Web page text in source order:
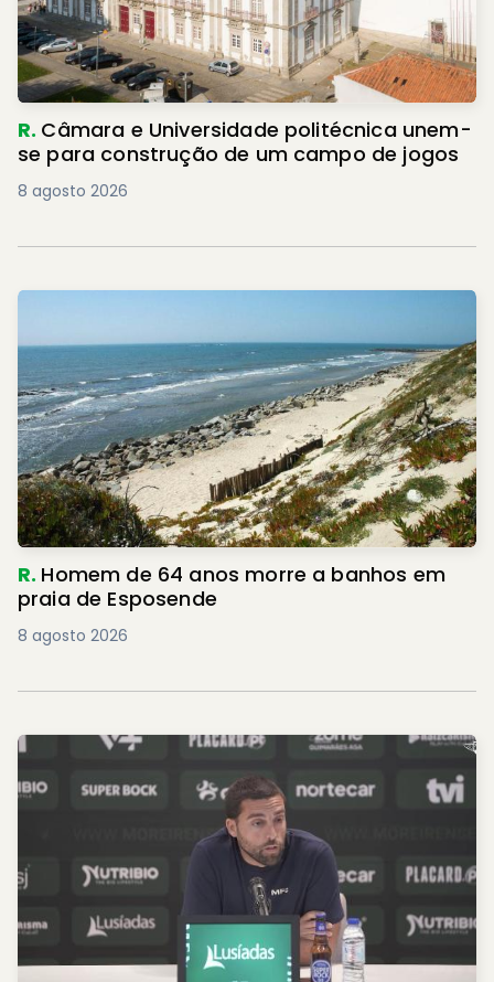
R. Câmara e Universidade politécnica unem-
se para construção de um campo de jogos
8 agosto 2026
R. Homem de 64 anos morre a banhos em
praia de Esposende
8 agosto 2026